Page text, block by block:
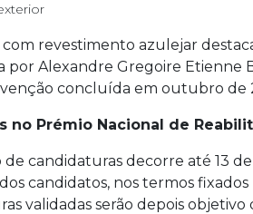
com revestimento azulejar
por Alexandre Gregoire Etienne
concluída em outubro de
no Prémio Nacional de
candidaturas decorre até 13
candidatos, nos termos
validadas serão depois